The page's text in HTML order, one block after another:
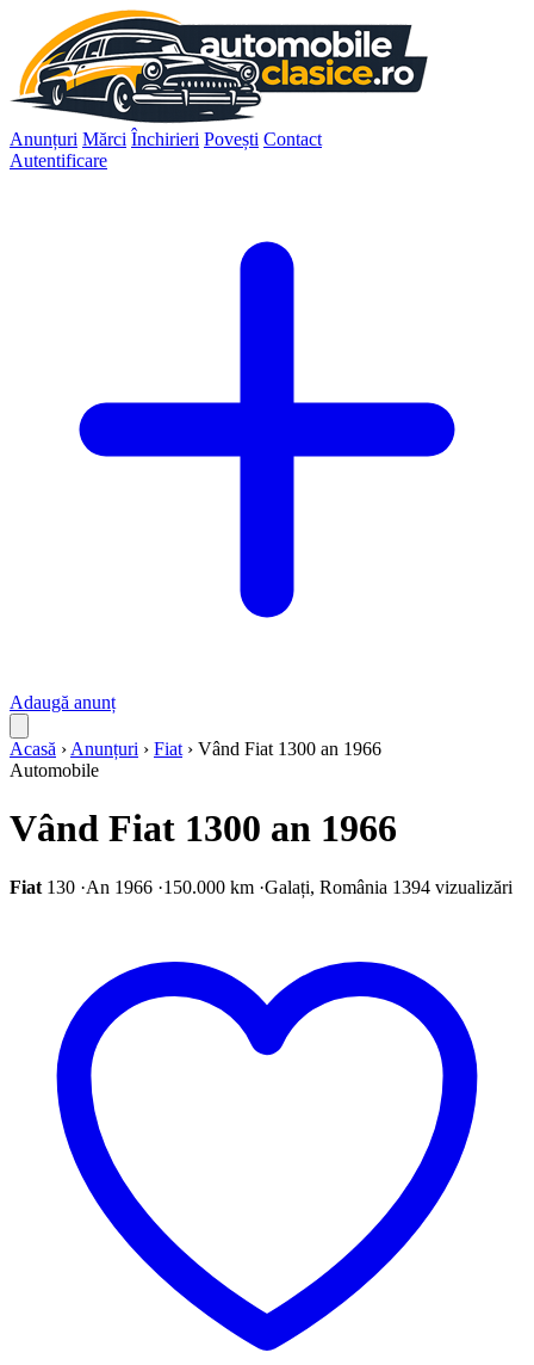
Anunțuri Mărci Închirieri Povești Contact
Autentificare
Adaugă anunț
Acasă › Anunțuri › Fiat › Vând Fiat 1300 an 1966
Automobile
Vând Fiat 1300 an 1966
Fiat 130 ·An 1966 ·150.000 km ·Galați, România 1394 vizualizări